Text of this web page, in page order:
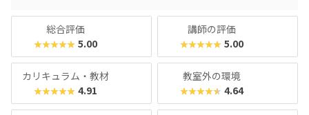
総合評価
★★★★★ 5.00
講師の評価
★★★★★ 5.00
カリキュラム・教材
★★★★★ 4.91
教室外の環境
★★★★★ 4.64